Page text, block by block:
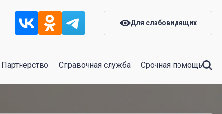
Для слабовидящих
Партнерство Справочная служба Срочная помощь